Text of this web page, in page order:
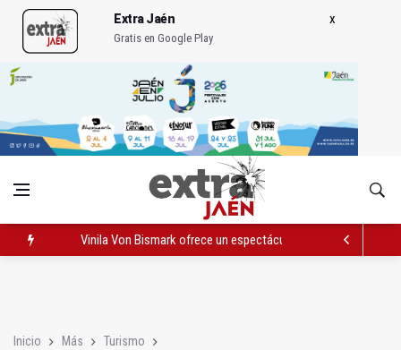
Extra Jaén
Gratis en Google Play
Vinila Von Bismark ofrece un espectáculo "rompedor" en el
Inicio Más
Turismo